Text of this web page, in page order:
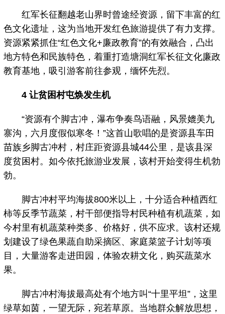
红军长征翻越老山界时曾途经资源，留下丰富的红
色文化遗址，这为当地开发红色旅游提供了有力支撑。
资源紧紧抓住“红色文化+廉政教育”的有效融合，凸出
地方特色和民族特色，着重打造塘洞红军长征文化廉政
教育基地，吸引游客前往参观，缅怀先烈。
4 让贫困村屯焕发生机
“资源有个脚古冲，瀑布争奏鸟语融，风景媲美九
寨沟，六月度假似寒冬！”这首山歌唱的是资源县车田
苗族乡脚古冲村，村庄距资源县城44公里，是该县深
度贫困村。如今依托旅游业发展，该村开始变得生机勃
勃。
脚古冲村平均海拔800米以上，十分适合种植西红
柿等反季节蔬菜，村干部便指导村民种植有机蔬菜，如
今村里有机蔬菜种类多、价格好，供不应求。该村还规
划建设了绿色果蔬自助采摘区、家庭菜篮子计划等项
目，大量游客走进田园，体验农耕文化，购买蔬菜水
果。
脚古冲村海拔最高处有个地方叫“十里平坦”，这里
绿草如茵，一望无际，宛若草原。当地群众解放思想，